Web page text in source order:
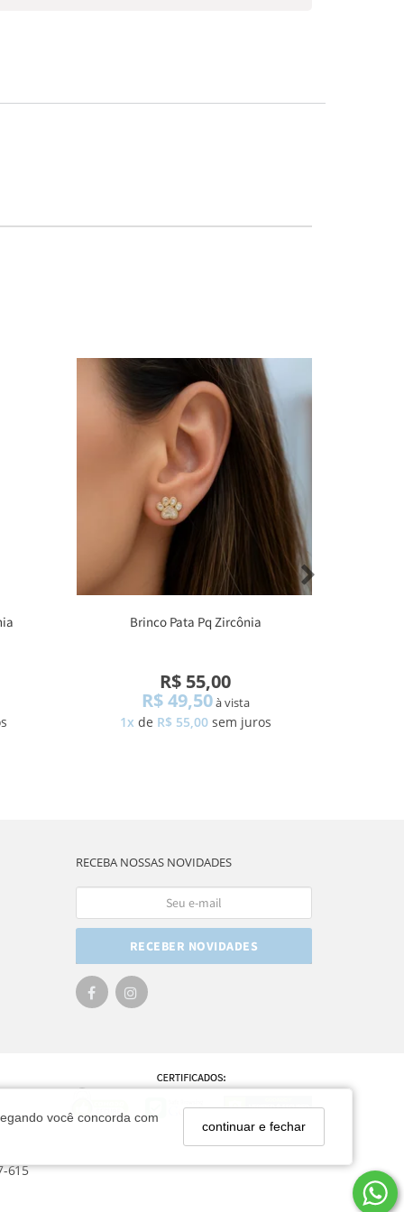
você concorda com
continuar e fechar
Brinco Pata Pq Zircônia
R$ 55,00
R$ 49,50à vista
1x de R$ 55,00 sem juros
RECEBA NOSSAS NOVIDADES
RECEBER NOVIDADES
615